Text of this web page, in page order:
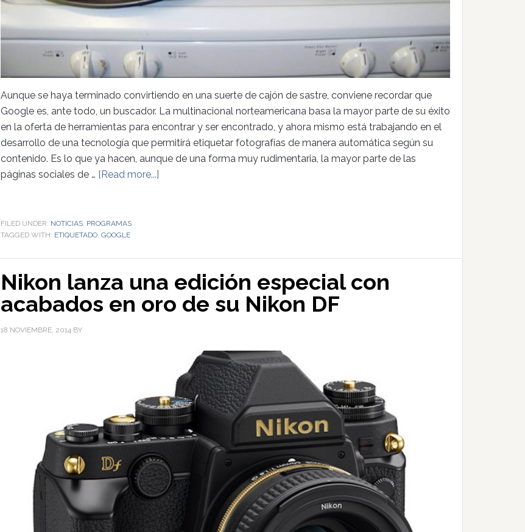
Aunque se haya terminado convirtiendo en una suerte de cajón de sastre, conviene recordar que
Google es, ante todo, un buscador. La multinacional norteamericana basa la mayor parte de su éxito
en la oferta de herramientas para encontrar y ser encontrado, y ahora mismo está trabajando en el
desarrollo de una tecnología que permitirá etiquetar fotografías de manera automática según su
contenido. Es lo que ya hacen, aunque de una forma muy rudimentaria, la mayor parte de las
páginas sociales de … [Read more...]
FILED UNDER: NOTICIAS, PROGRAMAS
TAGGED WITH: ETIQUETADO, GOOGLE
Nikon lanza una edición especial con
acabados en oro de su Nikon DF
18 NOVIEMBRE, 2014 BY